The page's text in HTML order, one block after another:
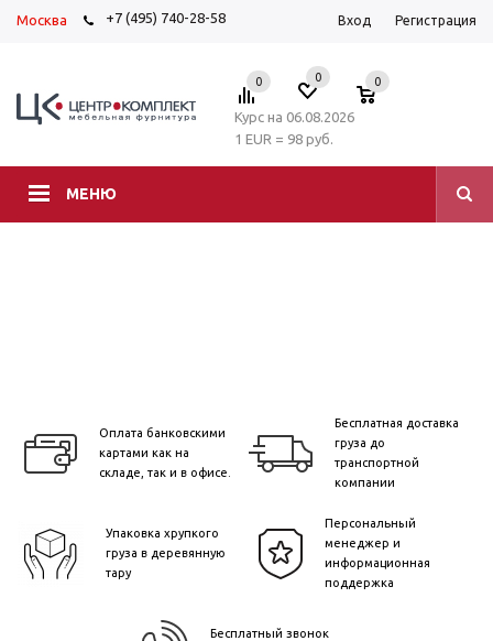
Москва +7 (495) 740-28-58 Вход Регистрация
МЕНЮ
0 0 0
Курс на 06.08.2026
1 EUR = 98 руб.
Оплата банковскими
картами как на
складе, так и в офисе.
Бесплатная доставка
груза до
транспортной
компании
Упаковка хрупкого
груза в деревянную
тару
Персональный
менеджер и
информационная
поддержка
Бесплатный звонок